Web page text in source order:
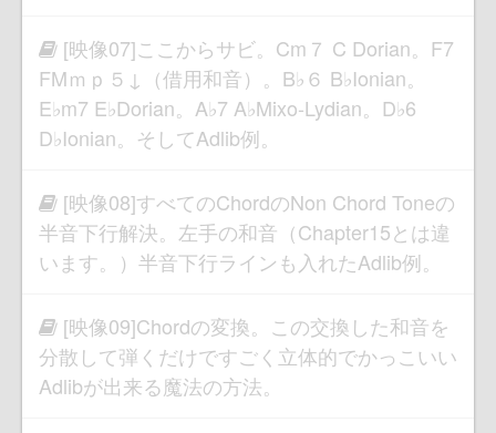
[映像07]ここからサビ。Cm７ C Dorian。F7
FMｍｐ５↓（借用和音）。B♭６ B♭Ionian。
E♭m7 E♭Dorian。A♭7 A♭Mixo-Lydian。D♭6
D♭Ionian。そしてAdlib例。
[映像08]すべてのChordのNon Chord Toneの
半音下行解決。左手の和音（Chapter15とは違
います。）半音下行ラインも入れたAdlib例。
[映像09]Chordの変換。この交換した和音を
分散して弾くだけですごく立体的でかっこいい
Adlibが出来る魔法の方法。